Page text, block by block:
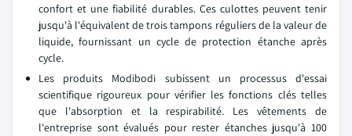
confort et une fiabilité durables. Ces culottes peuvent tenir
jusqu'à l'équivalent de trois tampons réguliers de la valeur de
liquide, fournissant un cycle de protection étanche après
cycle.
Les produits Modibodi subissent un processus d'essai
scientifique rigoureux pour vérifier les fonctions clés telles
que l'absorption et la respirabilité. Les vêtements de
l'entreprise sont évalués pour rester étanches jusqu'à 100